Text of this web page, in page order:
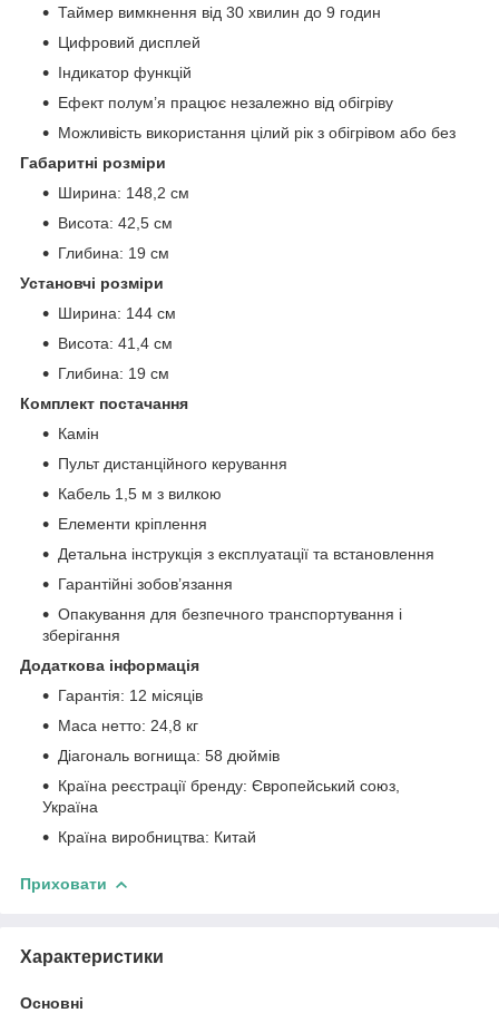
Таймер вимкнення від 30 хвилин до 9 годин
Цифровий дисплей
Індикатор функцій
Ефект полум’я працює незалежно від обігріву
Можливість використання цілий рік з обігрівом або без
Габаритні розміри
Ширина: 148,2 см
Висота: 42,5 см
Глибина: 19 см
Установчі розміри
Ширина: 144 см
Висота: 41,4 см
Глибина: 19 см
Комплект постачання
Камін
Пульт дистанційного керування
Кабель 1,5 м з вилкою
Елементи кріплення
Детальна інструкція з експлуатації та встановлення
Гарантійні зобов’язання
Опакування для безпечного транспортування і
зберігання
Додаткова інформація
Гарантія: 12 місяців
Маса нетто: 24,8 кг
Діагональ вогнища: 58 дюймів
Країна реєстрації бренду: Європейський союз,
Україна
Країна виробництва: Китай
Приховати
Характеристики
Основні